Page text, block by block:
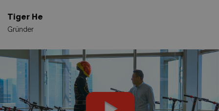
Tiger He
Gründer